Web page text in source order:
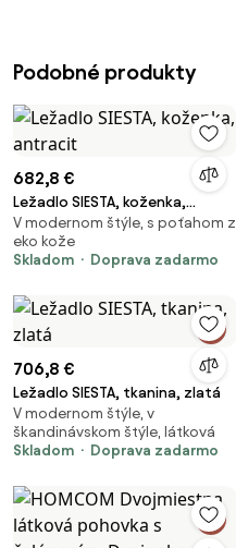
Podobné produkty
682,8 €
Ležadlo SIESTA, koženka,
antracit
V modernom štýle, s poťahom z
eko kože
Skladom
Doprava zadarmo
706,8 €
Ležadlo SIESTA, tkanina, zlatá
V modernom štýle, v
škandinávskom štýle, látková
Skladom
Doprava zadarmo